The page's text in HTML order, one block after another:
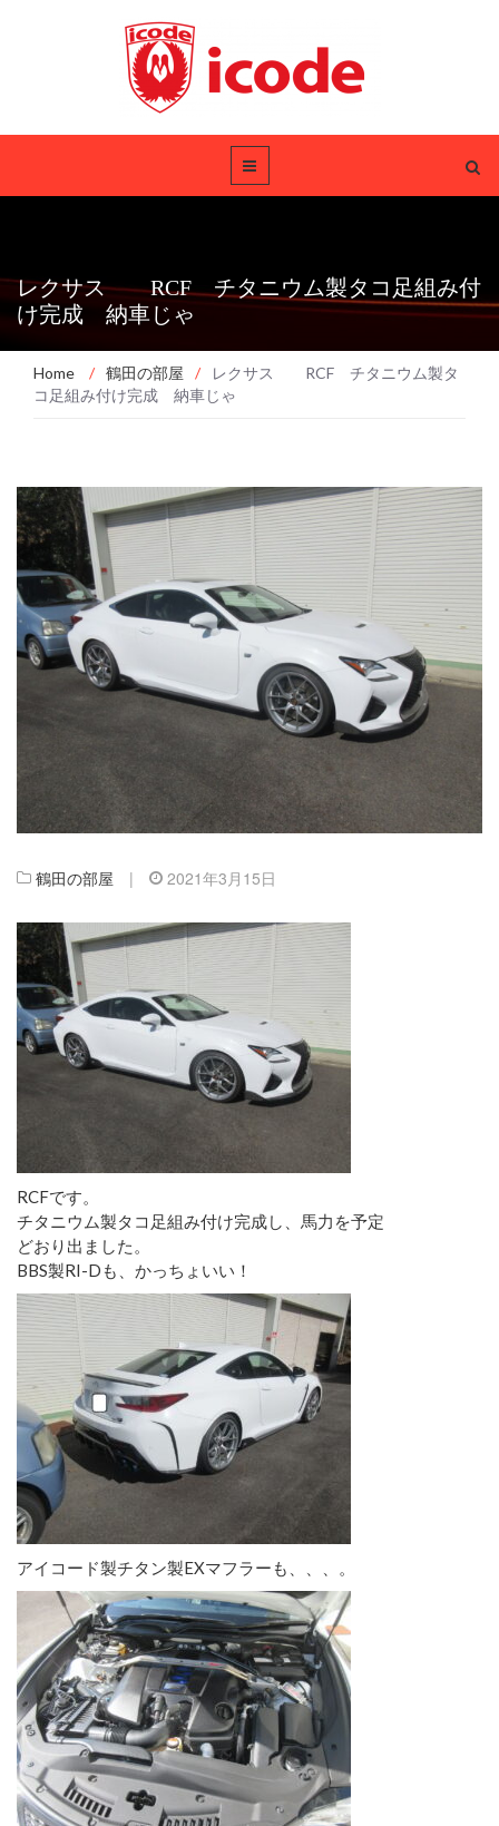
レクサス RCF チタニウム製タコ足組み付
け完成 納車じゃ
Home / 鶴田の部屋 /
レクサス RCF チタニウム製タ
コ足組み付け完成 納車じゃ
鶴田の部屋 | 2021年3月15日
RCFです。
チタニウム製タコ足組み付け完成し、馬力を予定
どおり出ました。
BBS製RI-Dも、かっちょいい！
アイコード製チタン製EXマフラーも、、、。